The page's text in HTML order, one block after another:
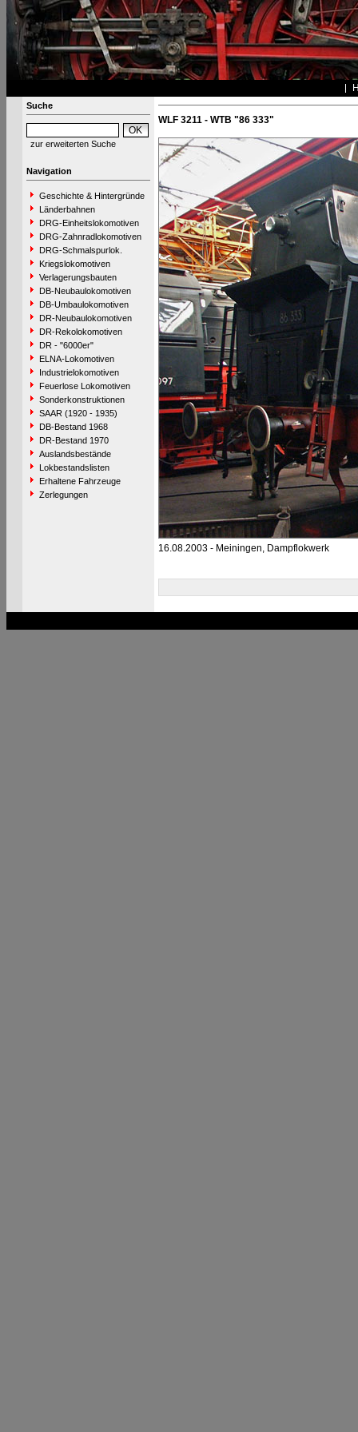
Suche
zur erweiterten Suche
Navigation
Geschichte & Hintergründe
Länderbahnen
DRG-Einheitslokomotiven
DRG-Zahnradlokomotiven
DRG-Schmalspurlok.
Kriegslokomotiven
Verlagerungsbauten
DB-Neubaulokomotiven
DB-Umbaulokomotiven
DR-Neubaulokomotiven
DR-Rekolokomotiven
DR - "6000er"
ELNA-Lokomotiven
Industrielokomotiven
Feuerlose Lokomotiven
Sonderkonstruktionen
SAAR (1920 - 1935)
DB-Bestand 1968
DR-Bestand 1970
Auslandsbestände
Lokbestandslisten
Erhaltene Fahrzeuge
Zerlegungen
WLF 3211 - WTB "86 333"
16.08.2003 - Meiningen, Dampflokwerk